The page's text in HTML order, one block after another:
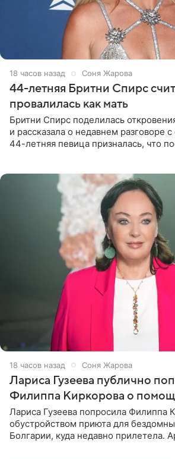
18 часов назад Соня Жарова
44-летняя Бритни Спирс
провалилась как мать
Бритни Спирс поделилась
и рассказала о недавнем разговоре
44-летняя певица призналась, что
18 часов назад Соня Жарова
Лариса Гузеева публично
Филиппа Киркорова о
Лариса Гузеева попросила Филиппа
обустройством приюта для
Болгарии, куда недавно прилетела.